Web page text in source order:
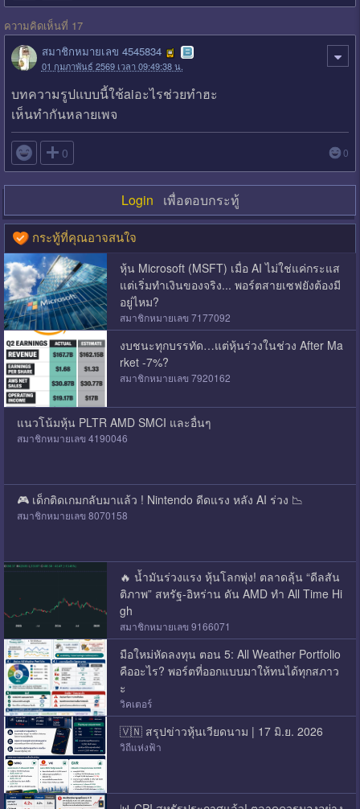
ความคิดเห็นที่ 17
สมาชิกหมายเลข 4545834
01 กุมภาพันธ์ 2569 เวลา 09:49:38 น.
บทความรูปแบบนี้ใช้aiอะไรช่วยทำฮะ
เห็นทำกันหลายเพจ
 0 0
Login เพื่อตอบกระทู้
กระทู้ที่คุณอาจสนใจ
หุ้น Microsoft (MSFT) เมื่อ AI ไม่ใช่แค่กระแส
แต่เริ่มทำเงินของจริง... พอร์ตสายเซฟยังต้องมี
อยู่ไหม?
สมาชิกหมายเลข 7177092
งบชนะทุกบรรทัด…แต่หุ้นร่วงในช่วง After Ma
rket -7%?
สมาชิกหมายเลข 7920162
แนวโน้มหุ้น PLTR AMD SMCI และอื่นๆ
สมาชิกหมายเลข 4190046
🎮 เด็กติดเกมกลับมาแล้ว ! Nintendo ดีดแรง หลัง AI ร่วง 📉
สมาชิกหมายเลข 8070158
🔥 น้ำมันร่วงแรง หุ้นโลกพุ่ง! ตลาดลุ้น “ดีลสัน
ติภาพ” สหรัฐ-อิหร่าน ดัน AMD ทำ All Time Hi
gh
สมาชิกหมายเลข 9166071
มือใหม่หัดลงทุน ตอน 5: All Weather Portfolio
คืออะไร? พอร์ตที่ออกแบบมาให้ทนได้ทุกสภาว
ะ
วิคเตอร์
🇻🇳 สรุปข่าวหุ้นเวียดนาม | 17 มิ.ย. 2026
วิถีแห่งฟ้า